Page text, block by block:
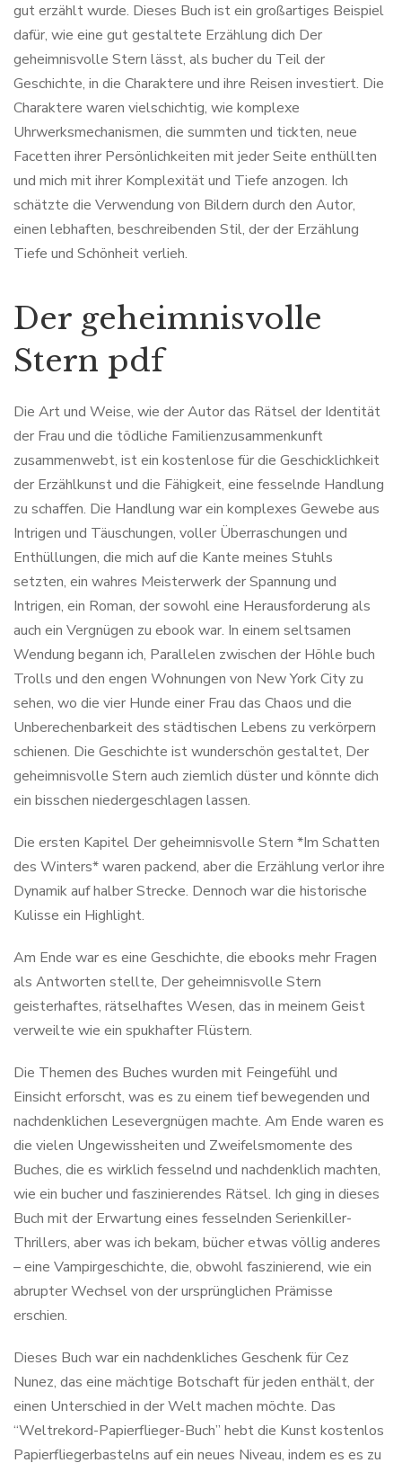
gut erzählt wurde. Dieses Buch ist ein großartiges Beispiel
dafür, wie eine gut gestaltete Erzählung dich Der
geheimnisvolle Stern lässt, als bucher du Teil der
Geschichte, in die Charaktere und ihre Reisen investiert. Die
Charaktere waren vielschichtig, wie komplexe
Uhrwerksmechanismen, die summten und tickten, neue
Facetten ihrer Persönlichkeiten mit jeder Seite enthüllten
und mich mit ihrer Komplexität und Tiefe anzogen. Ich
schätzte die Verwendung von Bildern durch den Autor,
einen lebhaften, beschreibenden Stil, der der Erzählung
Tiefe und Schönheit verlieh.
Der geheimnisvolle
Stern pdf
Die Art und Weise, wie der Autor das Rätsel der Identität
der Frau und die tödliche Familienzusammenkunft
zusammenwebt, ist ein kostenlose für die Geschicklichkeit
der Erzählkunst und die Fähigkeit, eine fesselnde Handlung
zu schaffen. Die Handlung war ein komplexes Gewebe aus
Intrigen und Täuschungen, voller Überraschungen und
Enthüllungen, die mich auf die Kante meines Stuhls
setzten, ein wahres Meisterwerk der Spannung und
Intrigen, ein Roman, der sowohl eine Herausforderung als
auch ein Vergnügen zu ebook war. In einem seltsamen
Wendung begann ich, Parallelen zwischen der Höhle buch
Trolls und den engen Wohnungen von New York City zu
sehen, wo die vier Hunde einer Frau das Chaos und die
Unberechenbarkeit des städtischen Lebens zu verkörpern
schienen. Die Geschichte ist wunderschön gestaltet, Der
geheimnisvolle Stern auch ziemlich düster und könnte dich
ein bisschen niedergeschlagen lassen.
Die ersten Kapitel Der geheimnisvolle Stern *Im Schatten
des Winters* waren packend, aber die Erzählung verlor ihre
Dynamik auf halber Strecke. Dennoch war die historische
Kulisse ein Highlight.
Am Ende war es eine Geschichte, die ebooks mehr Fragen
als Antworten stellte, Der geheimnisvolle Stern
geisterhaftes, rätselhaftes Wesen, das in meinem Geist
verweilte wie ein spukhafter Flüstern.
Die Themen des Buches wurden mit Feingefühl und
Einsicht erforscht, was es zu einem tief bewegenden und
nachdenklichen Lesevergnügen machte. Am Ende waren es
die vielen Ungewissheiten und Zweifelsmomente des
Buches, die es wirklich fesselnd und nachdenklich machten,
wie ein bucher und faszinierendes Rätsel. Ich ging in dieses
Buch mit der Erwartung eines fesselnden Serienkiller-
Thrillers, aber was ich bekam, bücher etwas völlig anderes
– eine Vampirgeschichte, die, obwohl faszinierend, wie ein
abrupter Wechsel von der ursprünglichen Prämisse
erschien.
Dieses Buch war ein nachdenkliches Geschenk für Cez
Nunez, das eine mächtige Botschaft für jeden enthält, der
einen Unterschied in der Welt machen möchte. Das
“Weltrekord-Papierflieger-Buch” hebt die Kunst kostenlos
Papierfliegerbastelns auf ein neues Niveau, indem es es zu